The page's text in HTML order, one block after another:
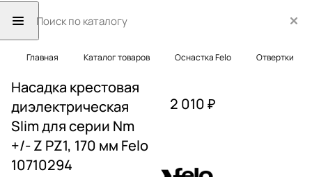
Главная Каталог товаров Оснастка Felo Отвертки
Насадка крестовая
диэлектрическая
Slim для серии Nm
+/- Z PZ1, 170 мм Felo
10710294
2 010 ₽